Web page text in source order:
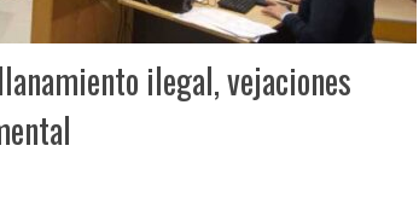
ilegal, vejaciones